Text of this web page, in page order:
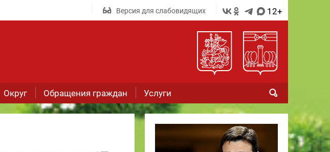
Версия для слабовидящих 12+
Округ Обращения граждан Услуги